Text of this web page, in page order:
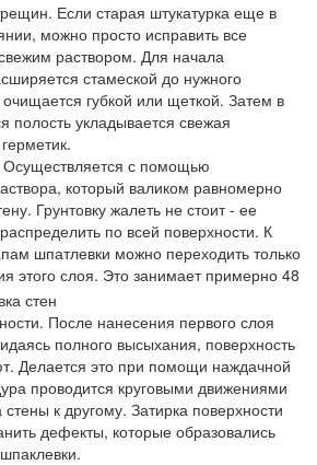
Если старая штукатурка еще в
можно просто исправить все
раствором. Для начала
стамеской до нужного
губкой или щеткой. Затем в
полость укладывается свежая
Осуществляется с помощью
который валиком равномерно
Грунтовку жалеть не стоит - ее
по всей поверхности. К
шпатлевки можно переходить только
этого слоя. Это занимает примерно 48
После нанесения первого слоя
полного высыхания, поверхность
Делается это при помощи наждачной
проводится круговыми движениями
стены к другому. Затирка поверхности
дефекты, которые образовались